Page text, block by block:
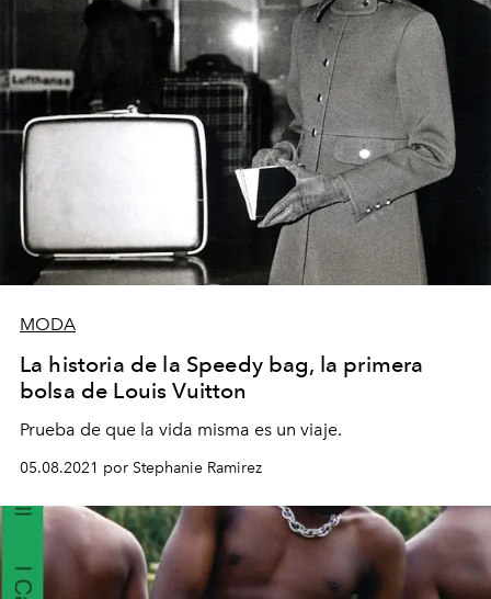
MODA
La historia de la Speedy bag, la primera
bolsa de Louis Vuitton
Prueba de que la vida misma es un viaje.
05.08.2021 por Stephanie Ramirez